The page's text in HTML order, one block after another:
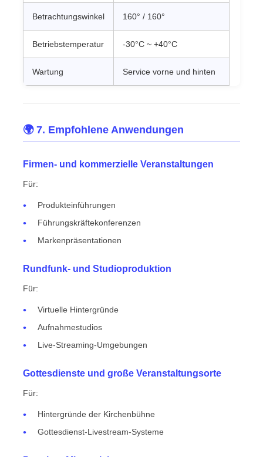
Betrachtungswinkel 160° / 160°
Betriebstemperatur -30°C ~ +40°C
Wartung Service vorne und hinten
🌍 7. Empfohlene Anwendungen
Firmen- und kommerzielle Veranstaltungen
Für:
Produkteinführungen
Führungskräftekonferenzen
Markenpräsentationen
Rundfunk- und Studioproduktion
Für:
Virtuelle Hintergründe
Aufnahmestudios
Live-Streaming-Umgebungen
Gottesdienste und große Veranstaltungsorte
Für:
Hintergründe der Kirchenbühne
Gottesdienst-Livestream-Systeme